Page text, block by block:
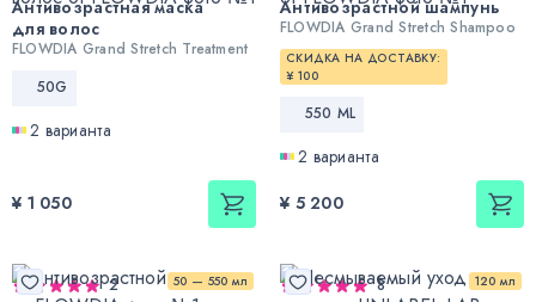
Антивозрастная маска
для волос
FLOWDIA Grand Stretch Treatment
50G
2 варианта
¥ 1 050
Антивозрастной шампунь
FLOWDIA Grand Stretch Shampoo
СКИДКА НА ДОСТАВКУ:
¥ 100
550 ML
2 варианта
¥ 5 200
50 — 550 мл
2 120 мл
8